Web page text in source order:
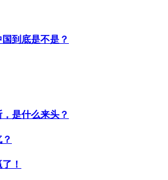
到底是不是？
是什么来头？
！